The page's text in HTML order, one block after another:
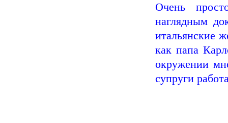
Очень
наглядным
итальянские
как папа
окружении
супруги